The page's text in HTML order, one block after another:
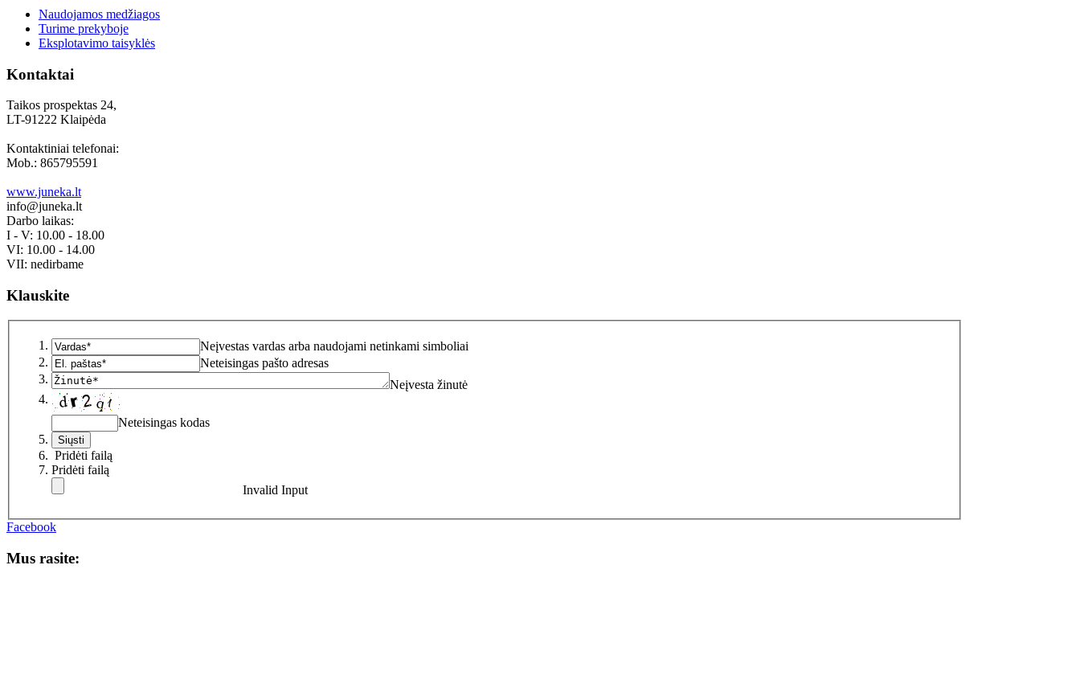
Naudojamos medžiagos
Turime prekyboje
Eksplotavimo taisyklės
Kontaktai
Taikos prospektas 24,
LT-91222 Klaipėda
Kontaktiniai telefonai:
Mob.: 865795591
www.juneka.lt
info@juneka.lt
Darbo laikas:
I - V: 10.00 - 18.00
VI: 10.00 - 14.00
VII: nedirbame
Klauskite
Neįvestas vardas arba naudojami netinkami simboliai
Neteisingas pašto adresas
Neįvesta žinutė
Neteisingas kodas
Pridėti failą
Pridėti failą
Invalid Input
Facebook
Mus rasite: